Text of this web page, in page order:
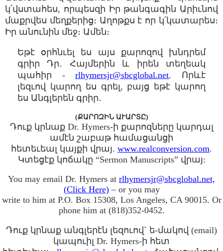
կ՛վստահես, որպեսզի Իր թանգագին Արիւնով
մաքրվես մեղքերից։ Աղոթքս է որ կ՛կատարես։
Իր անունին մեջ։ Ամեն։
Եթէ օրհնւել ես այս քարոզով խնդրեմ
գրիր Դր․ Հայմերին և իրեն տեղեակ
պահիր -rlhymersjr@sbcglobal.net. Որևէ
լեզւով կարող ես գրել, բայց եթէ կարող
ես Անգլերեն գրիր․
(ՔԱՐՈԶԻՆ ԱՒԱՐՏԸ)
Դուք կրնաք Dr. Hymers-ի քարոզները կարդալ
ամէն շաբաթ համացանցի
հետեւեալ կայքի վրայ. www.realconversion.com.
Կտեցէք կոճակը “Sermon Manuscripts” վրայ:
You may email Dr. Hymers at rlhymersjr@sbcglobal.net,
(Click Here)– or you may
write to him at P.O. Box 15308, Los Angeles, CA 90015. Or
phone him at (818)352-0452.
Դուք կրնաք անգլերէն լեզուով` ե-մակով (email)
կապուիլ Dr. Hymers-ի հետ